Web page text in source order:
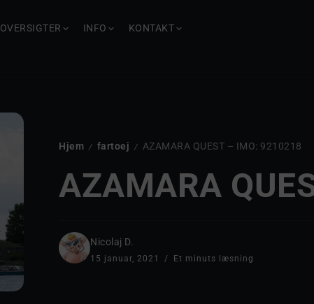
OVERSIGTER INFO KONTAKT
Hjem / fartoej / AZAMARA QUEST – IMO: 9210218
AZAMARA
Nicolaj D.
15 januar, 2021 Et minuts læsning